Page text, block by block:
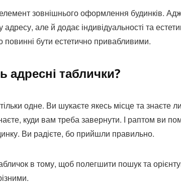
зовнішнього оформлення будинків.
але й додає індивідуальності та
повинні бути естетично привабливими.
адресні таблички?
одне. Ви шукаєте якесь місце та знаєте
куди вам треба завернути. І раптом ви
Ви радієте, бо прийшли правильно.
в тому, щоб полегшити пошук та